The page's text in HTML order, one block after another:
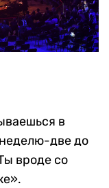
в
две до
вроде со